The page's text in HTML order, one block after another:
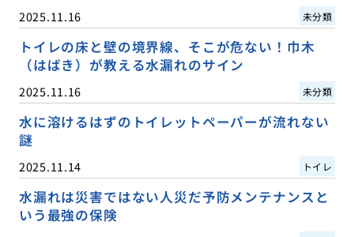
2025.11.16 未分類
トイレの床と壁の境界線、そこが危ない！巾木
（はばき）が教える水漏れのサイン
2025.11.16 未分類
水に溶けるはずのトイレットペーパーが流れない
謎
2025.11.14 トイレ
水漏れは災害ではない人災だ予防メンテナンスと
いう最強の保険